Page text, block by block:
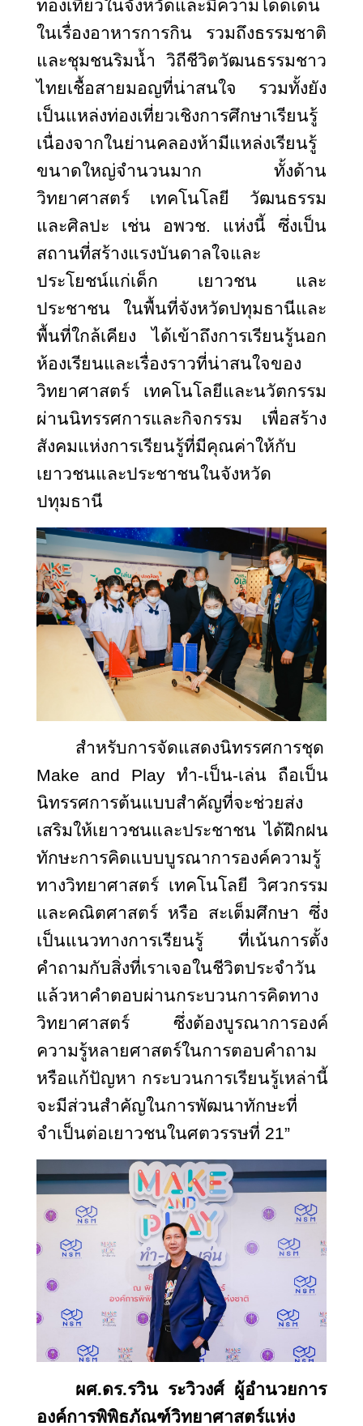
ท่องเที่ยวในจังหวัดและมีความโดดเด่น
ในเรื่องอาหารการกิน รวมถึงธรรมชาติ
และชุมชนริมน้ำ วิถีชีวิตวัฒนธรรมชาว
ไทยเชื้อสายมอญที่น่าสนใจ รวมทั้งยัง
เป็นแหล่งท่องเที่ยวเชิงการศึกษาเรียนรู้
เนื่องจากในย่านคลองห้ามีแหล่งเรียนรู้
ขนาดใหญ่จำนวนมาก ทั้งด้าน
วิทยาศาสตร์ เทคโนโลยี วัฒนธรรม
และศิลปะ เช่น อพวช. แห่งนี้ ซึ่งเป็น
สถานที่สร้างแรงบันดาลใจและ
ประโยชน์แก่เด็ก เยาวชน และ
ประชาชน ในพื้นที่จังหวัดปทุมธานีและ
พื้นที่ใกล้เคียง ได้เข้าถึงการเรียนรู้นอก
ห้องเรียนและเรื่องราวที่น่าสนใจของ
วิทยาศาสตร์ เทคโนโลยีและนวัตกรรม
ผ่านนิทรรศการและกิจกรรม เพื่อสร้าง
สังคมแห่งการเรียนรู้ที่มีคุณค่าให้กับ
เยาวชนและประชาชนในจังหวัด
ปทุมธานี
สำหรับการจัดแสดงนิทรรศการชุด
Make and Play ทำ-เป็น-เล่น ถือเป็น
นิทรรศการต้นแบบสำคัญที่จะช่วยส่ง
เสริมให้เยาวชนและประชาชน ได้ฝึกฝน
ทักษะการคิดแบบบูรณาการองค์ความรู้
ทางวิทยาศาสตร์ เทคโนโลยี วิศวกรรม
และคณิตศาสตร์ หรือ สะเต็มศึกษา ซึ่ง
เป็นแนวทางการเรียนรู้ ที่เน้นการตั้ง
คำถามกับสิ่งที่เราเจอในชีวิตประจำวัน
แล้วหาคำตอบผ่านกระบวนการคิดทาง
วิทยาศาสตร์ ซึ่งต้องบูรณาการองค์
ความรู้หลายศาสตร์ในการตอบคำถาม
หรือแก้ปัญหา กระบวนการเรียนรู้เหล่านี้
จะมีส่วนสำคัญในการพัฒนาทักษะที่
จำเป็นต่อเยาวชนในศตวรรษที่ 21”
ผศ.ดร.รวิน ระวิวงศ์ ผู้อำนวยการ
องค์การพิพิธภัณฑ์วิทยาศาสตร์แห่ง